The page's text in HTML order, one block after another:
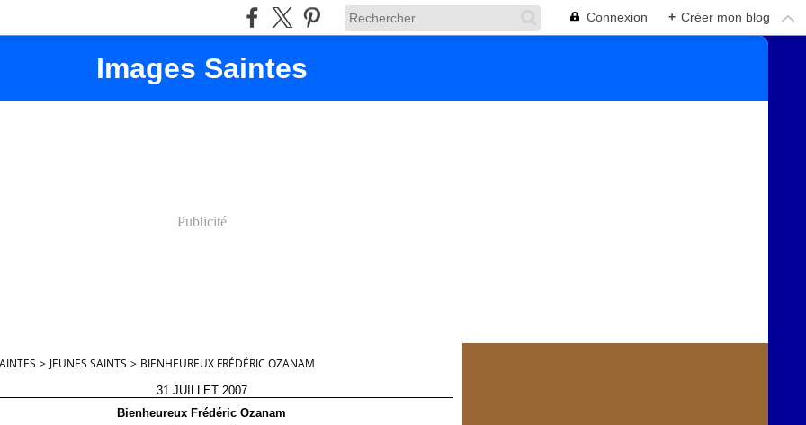
Connexion + Créer mon blog
Images Saintes
Publicité
> JEUNES SAINTS > BIENHEUREUX FRÉDÉRIC OZANAM
31 JUILLET 2007
Bienheureux Frédéric Ozanam